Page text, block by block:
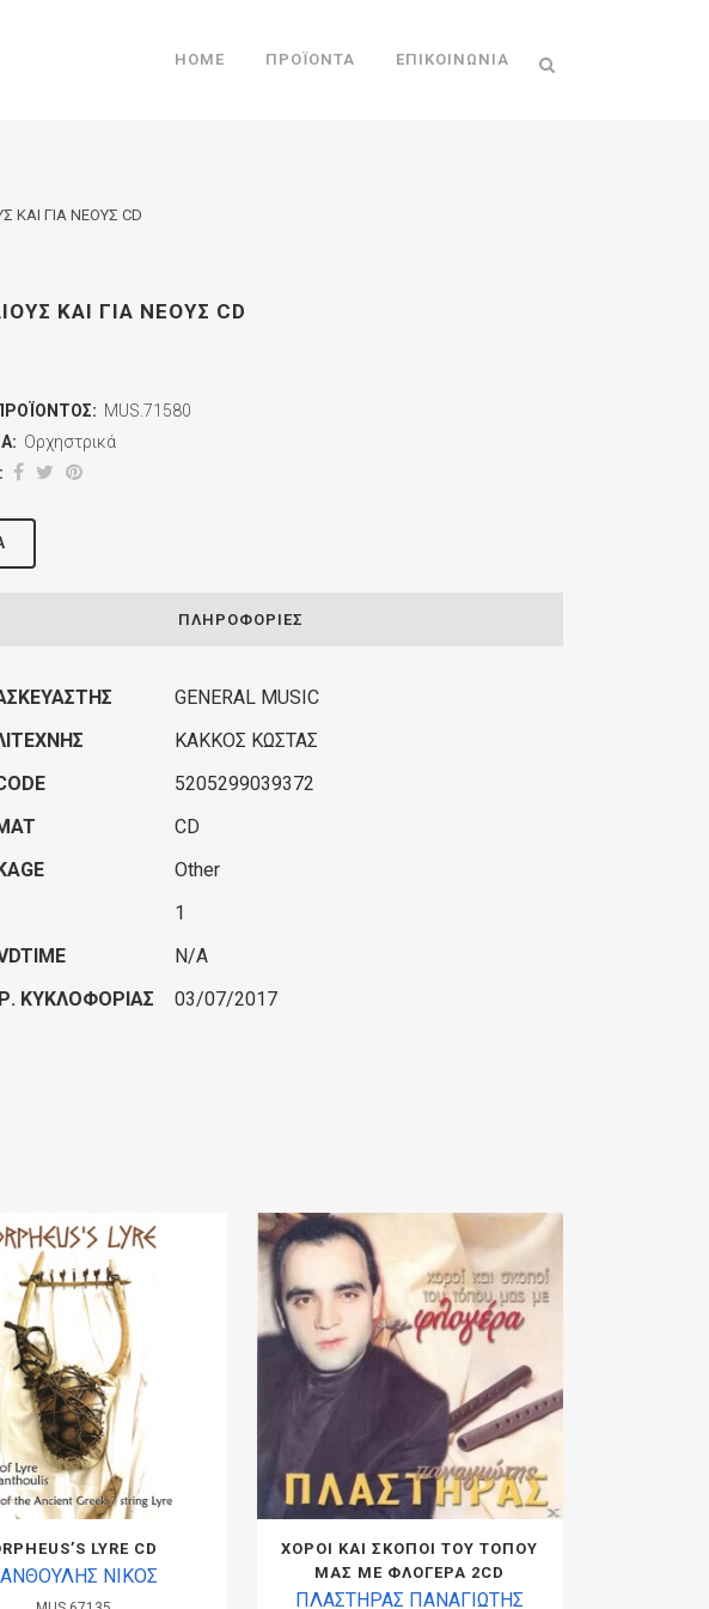
HOME ΠΡΟΪΌΝΤΑ ΕΠΙΚΟΙΝΩΝΊΑ
ΚΑΙ ΓΙΑ ΝΕΟΥΣ CD
ΚΑΙ ΓΙΑ ΝΕΟΥΣ CD
MUS.71580
Ορχηστρικά
ΠΛΗΡΟΦΟΡΊΕΣ
GENERAL MUSIC
ΚΑΚΚΟΣ ΚΩΣΤΑΣ
5205299039372
CD
Other
1
N/A
ΚΥΚΛΟΦΟΡΊΑΣ
03/07/2017
LYRE CD
ΝΙΚΟΣ
ΧΟΡΟΙ ΚΑΙ ΣΚΟΠΟΙ ΤΟΥ ΤΟΠΟΥ
ΜΑΣ ΜΕ ΦΛΟΓΕΡΑ 2CD
ΠΛΑΣΤΗΡΑΣ ΠΑΝΑΓΙΩΤΗΣ